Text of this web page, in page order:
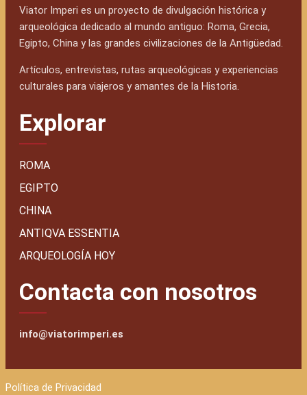
Viator Imperi es un proyecto de divulgación histórica y
arqueológica dedicado al mundo antiguo: Roma, Grecia,
Egipto, China y las grandes civilizaciones de la Antigüedad.
Artículos, entrevistas, rutas arqueológicas y experiencias
culturales para viajeros y amantes de la Historia.
Explorar
ROMA
EGIPTO
CHINA
ANTIQVA ESSENTIA
ARQUEOLOGÍA HOY
Contacta con nosotros
info@viatorimperi.es
Política de Privacidad